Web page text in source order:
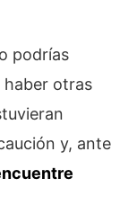
podrías
haber otras
y, ante